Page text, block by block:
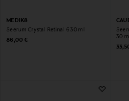
MEDIK8
Seerum Crystal Retinal 6 30 ml
Original Price
86,00 €
30 ml